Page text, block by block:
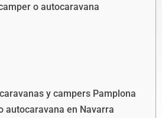
o autocaravana
y campers Pamplona
autocaravana en Navarra